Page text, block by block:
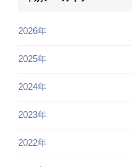
2026年
2025年
2024年
2023年
2022年